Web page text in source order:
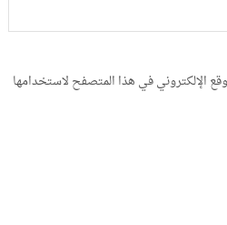
الإلكتروني في هذا المتصفح لاستخدامها